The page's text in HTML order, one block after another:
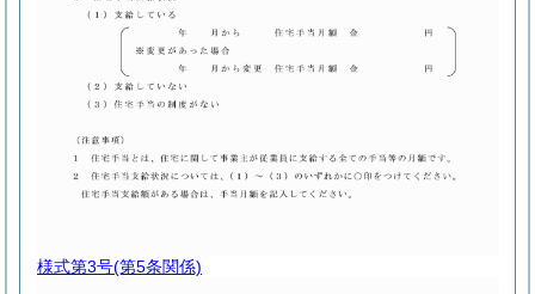
様式第3号(第5条関係)